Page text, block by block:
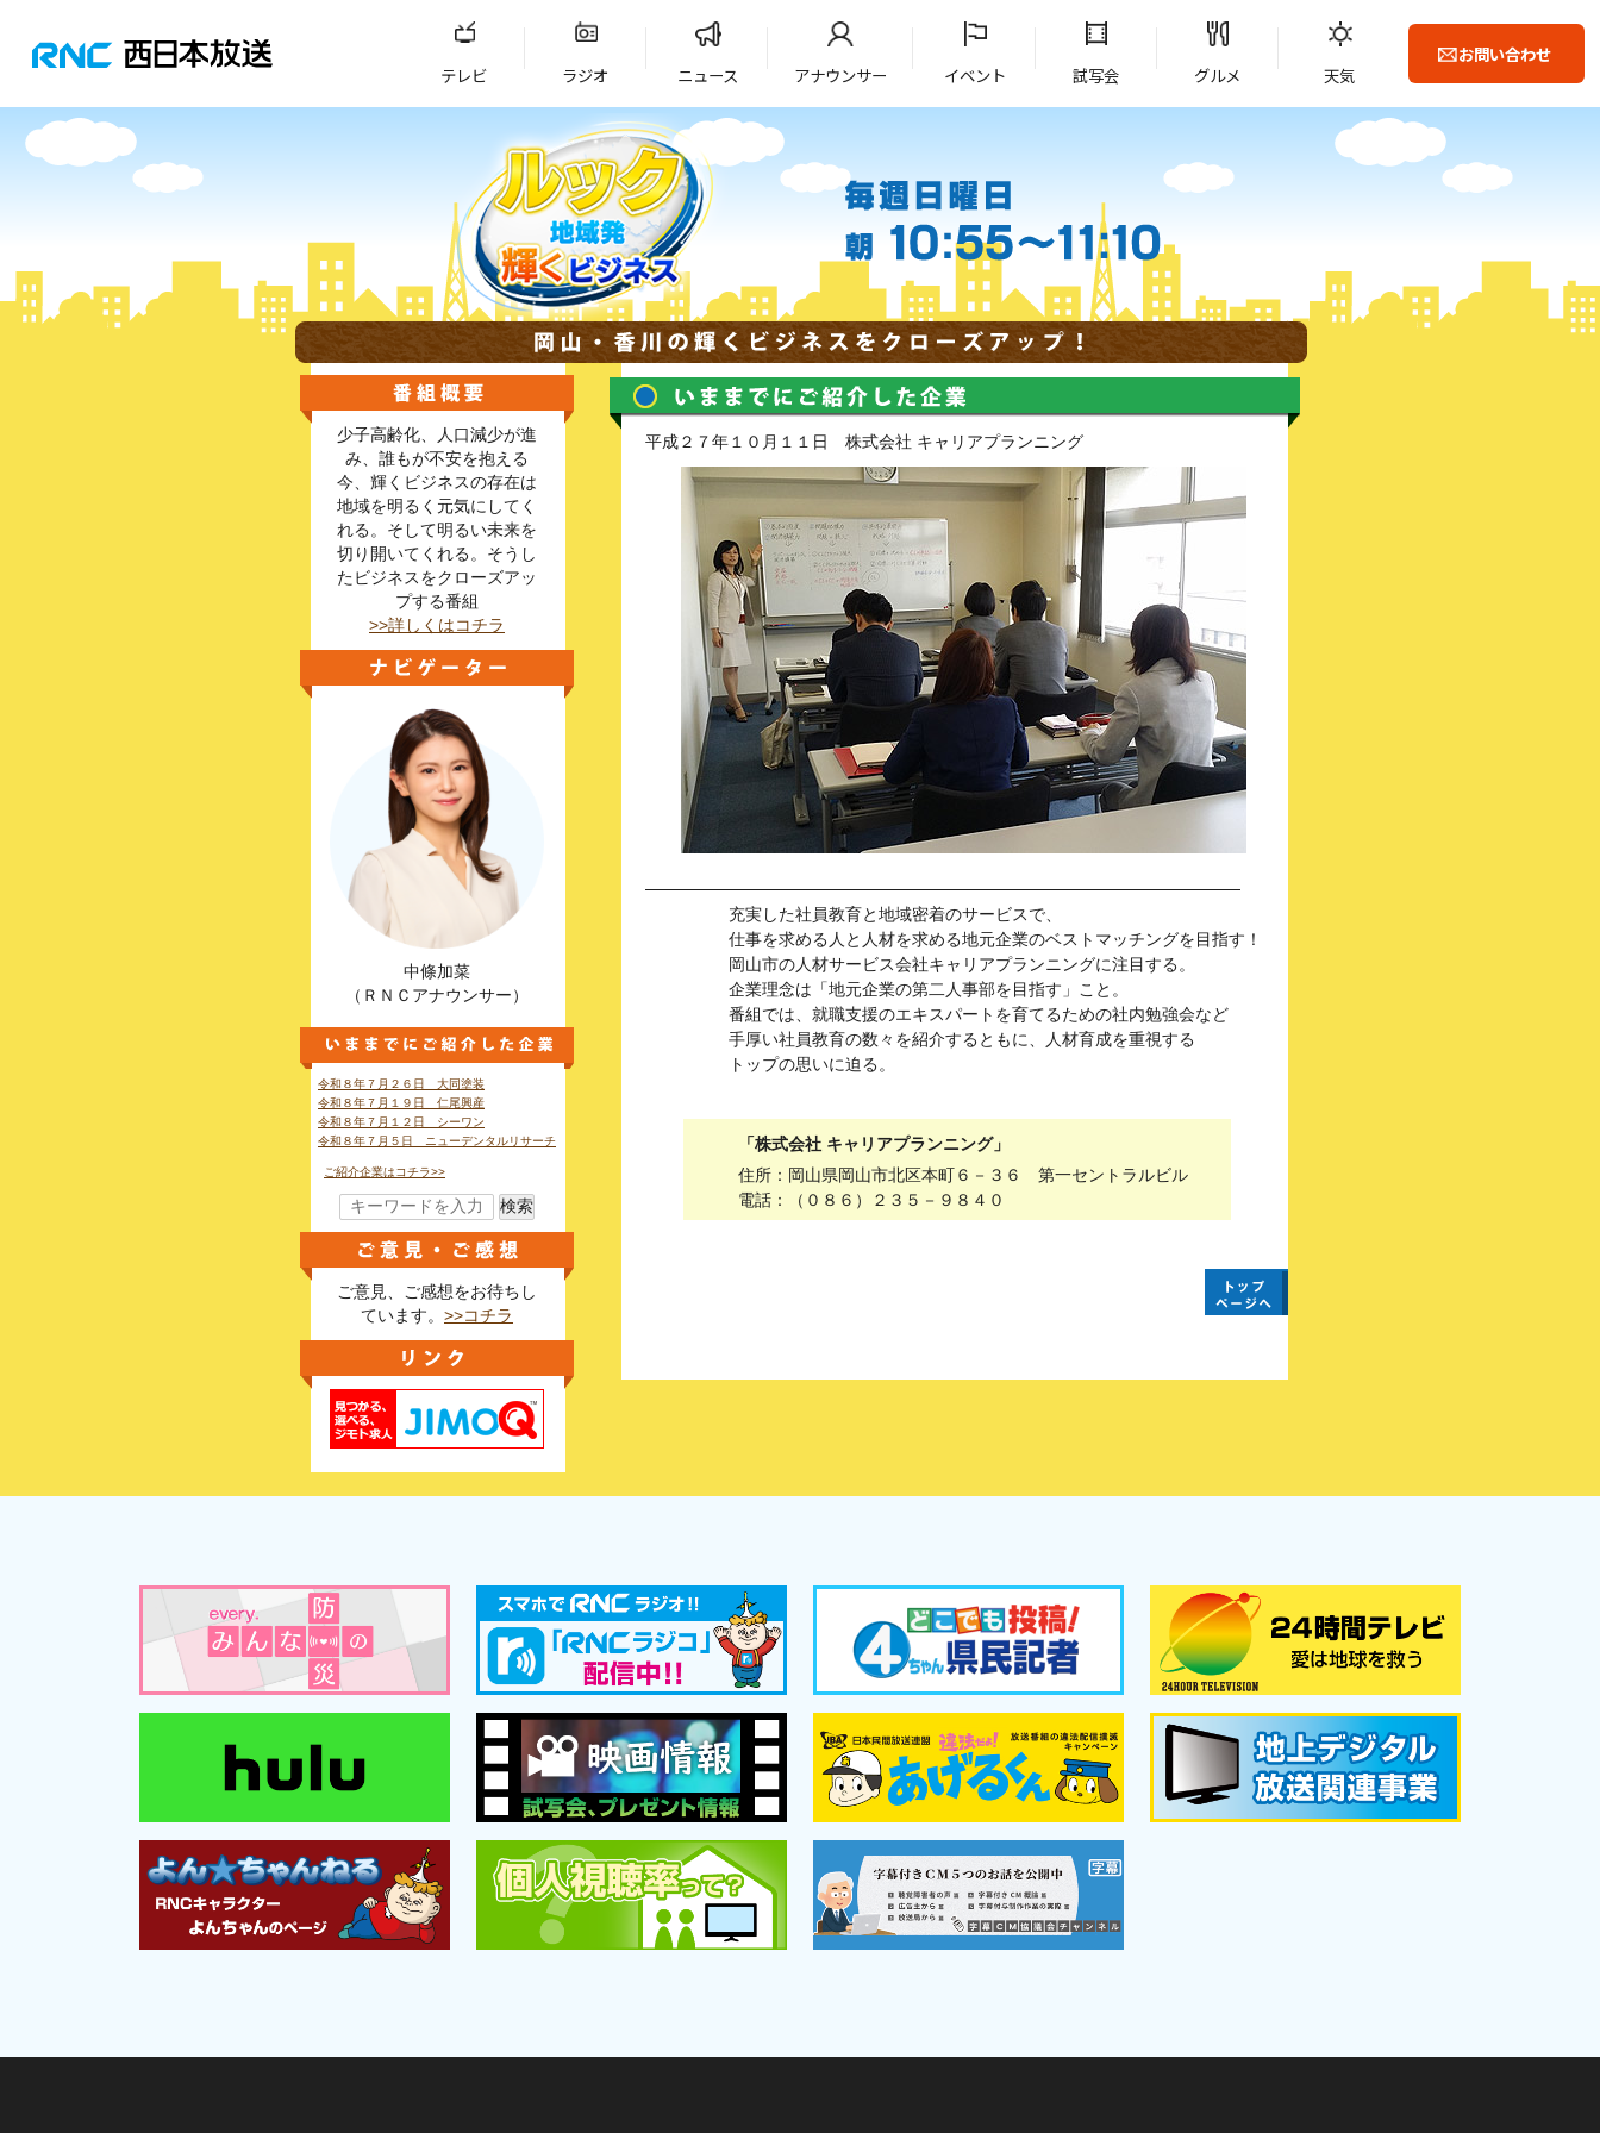
テレビ ラジオ ニュース アナウンサー イベント 試写会 グルメ 天気
お問い合わせ
平成２７年１０月１１日 株式会社 キャリアプランニング
充実した社員教育と地域密着のサービスで、
仕事を求める人と人材を求める地元企業のベストマッチングを目指す！
岡山市の人材サービス会社キャリアプランニングに注目する。
企業理念は「地元企業の第二人事部を目指す」こと。
番組では、就職支援のエキスパートを育てるための社内勉強会など
手厚い社員教育の数々を紹介するともに、人材育成を重視する
トップの思いに迫る。
「株式会社 キャリアプランニング」
住所：岡山県岡山市北区本町６－３６ 第一セントラルビル
電話：（０８６）２３５－９８４０
少子高齢化、人口減少が進
み、誰もが不安を抱える
今、輝くビジネスの存在は
地域を明るく元気にしてく
れる。そして明るい未来を
切り開いてくれる。そうし
たビジネスをクローズアッ
プする番組
>>詳しくはコチラ
中條加菜
（ＲＮＣアナウンサー）
令和８年７月２６日 大同塗装
令和８年７月１９日 仁尾興産
令和８年７月１２日 シーワン
令和８年７月５日 ニューデンタルリサーチ
ご紹介企業はコチラ>>
検索
ご意見、ご感想をお待ちし
ています。 >>コチラ